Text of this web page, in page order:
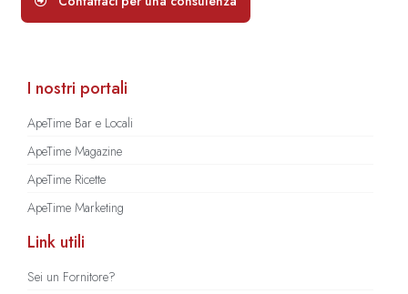
I nostri portali
ApeTime Bar e Locali
ApeTime Magazine
ApeTime Ricette
ApeTime Marketing
Link utili
Sei un Fornitore?